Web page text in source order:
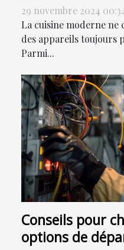
29 novembre 2024
La cuisine moderne ne
des appareils toujours
Parmi...
Conseils pour
options de